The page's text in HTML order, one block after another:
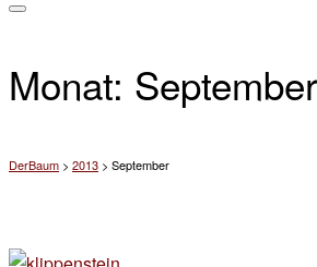
Monat:
DerBaum > 2013 > September